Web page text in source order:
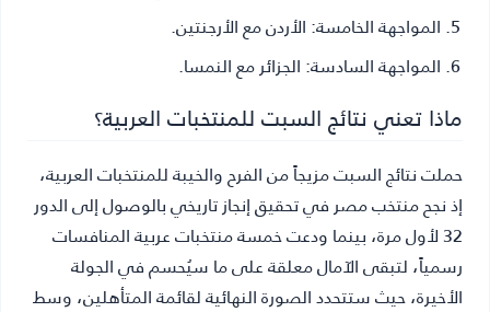
المواجهة الخامسة:الأردن مع الأرجنتين.
المواجهة السادسة:الجزائر مع النمسا.
ماذا تعني نتائج السبت للمنتخبات العربية؟
حملت نتائج السبت مزيجاً من الفرح والخيبة للمنتخبات العربية،
إذ نجح منتخب مصر في تحقيق إنجاز تاريخي بالوصول إلى الدور
32 لأول مرة، بينما ودعت خمسة منتخبات عربية المنافسات
رسمياً، لتبقى الآمال معلقة على ما سيُحسم في الجولة
الأخيرة، حيث ستتحدد الصورة النهائية لقائمة المتأهلين، وسط